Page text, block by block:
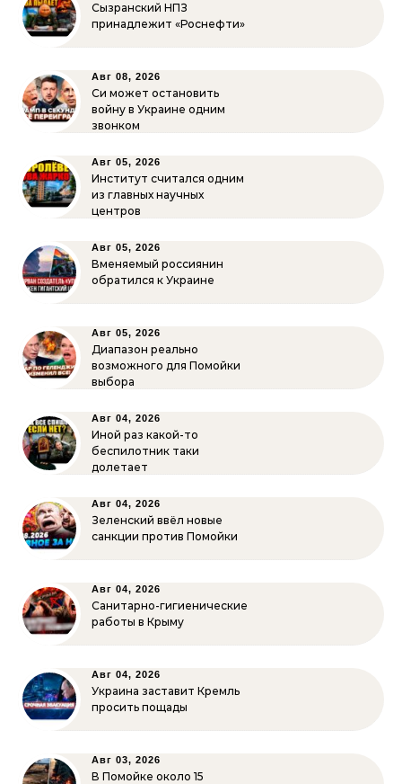
Сызранский НПЗ
принадлежит «Роснефти»
Авг 08, 2026
Си может остановить
войну в Украине одним
звонком
Авг 05, 2026
Институт считался одним
из главных научных
центров
Авг 05, 2026
Вменяемый россиянин
обратился к Украине
Авг 05, 2026
Диапазон реально
возможного для Помойки
выбора
Авг 04, 2026
Иной раз какой-то
беспилотник таки
долетает
Авг 04, 2026
Зеленский ввёл новые
санкции против Помойки
Авг 04, 2026
Санитарно-гигиенические
работы в Крыму
Авг 04, 2026
Украина заставит Кремль
просить пощады
Авг 03, 2026
В Помойке около 15